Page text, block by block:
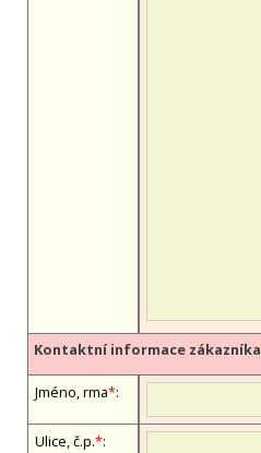
Kontaktní informace zákazníka
Jméno, firma*:
Ulice, č.p.*: